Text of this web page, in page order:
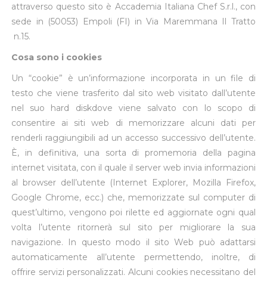
attraverso questo sito è Accademia Italiana Chef S.r.l., con
sede in (50053) Empoli (FI) in Via Maremmana Il Tratto
n.15.
Cosa sono i cookies
Un “cookie” è un’informazione incorporata in un file di
testo che viene trasferito dal sito web visitato dall’utente
nel suo hard diskdove viene salvato con lo scopo di
consentire ai siti web di memorizzare alcuni dati per
renderli raggiungibili ad un accesso successivo dell’utente.
È, in definitiva, una sorta di promemoria della pagina
internet visitata, con il quale il server web invia informazioni
al browser dell’utente (Internet Explorer, Mozilla Firefox,
Google Chrome, ecc.) che, memorizzate sul computer di
quest’ultimo, vengono poi rilette ed aggiornate ogni qual
volta l’utente ritornerà sul sito per migliorare la sua
navigazione. In questo modo il sito Web può adattarsi
automaticamente all’utente permettendo, inoltre, di
offrire servizi personalizzati. Alcuni cookies necessitano del